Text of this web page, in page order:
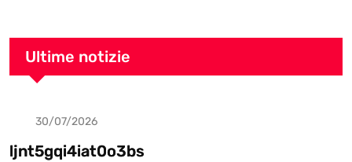
Ultime notizie
Uncategorized
30/07/2026
ljnt5gqi4iat0o3bs